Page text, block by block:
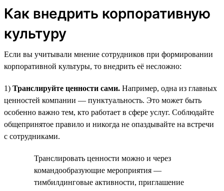
Как внедрить корпоративную
культуру
Если вы учитывали мнение сотрудников при формировании
корпоративной культуры, то внедрить её несложно:
1) Транслируйте ценности сами. Например, одна из главных
ценностей компании — пунктуальность. Это может быть
особенно важно тем, кто работает в сфере услуг. Соблюдайте
общепринятое правило и никогда не опаздывайте на встречи
с сотрудниками.
Транслировать ценности можно и через
командообразующие мероприятия —
тимбилдинговые активности, приглашение